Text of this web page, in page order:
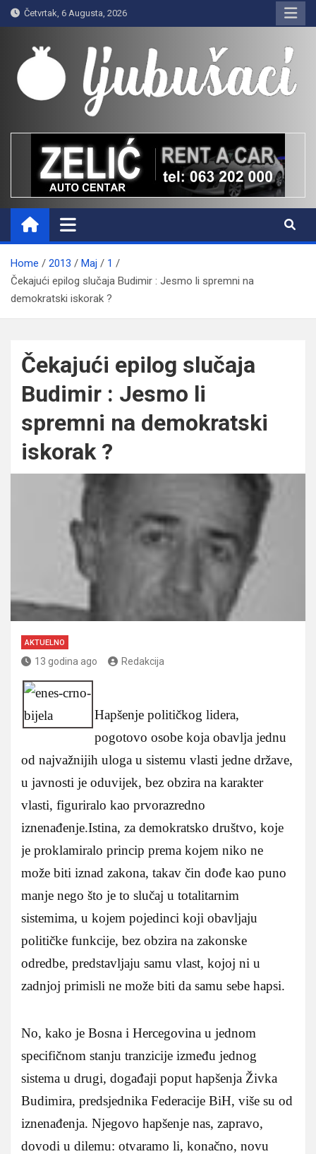
Skip
to
content
Četvrtak, 6 Augusta, 2026
Ljubušaci
Svom voljenom gradu
Home 2013 Maj
1
Čekajući epilog slučaja Budimir : Jesmo li spremni na
demokratski iskorak ?
Čekajući epilog slučaja
Budimir : Jesmo li
spremni na demokratski
iskorak ?
AKTUELNO
13 godina ago Redakcija
Hapšenje političkog lidera,
pogotovo osobe koja obavlja jednu
od najvažnijih uloga u sistemu vlasti jedne države,
u javnosti je oduvijek, bez obzira na karakter
vlasti, figuriralo kao prvorazredno
iznenađenje.Istina, za demokratsko društvo, koje
je proklamiralo princip prema kojem niko ne
može biti iznad zakona, takav čin dođe kao puno
manje nego što je to slučaj u totalitarnim
sistemima, u kojem pojedinci koji obavljaju
političke funkcije, bez obzira na zakonske
odredbe, predstavljaju samu vlast, kojoj ni u
zadnjoj primisli ne može biti da samu sebe hapsi.
No, kako je Bosna i Hercegovina u jednom
specifičnom stanju tranzicije između jednog
sistema u drugi, događaji poput hapšenja Živka
Budimira, predsjednika Federacije BiH, više su od
iznenađenja. Njegovo hapšenje nas, zapravo,
dovodi u dilemu: otvaramo li, konačno, novu